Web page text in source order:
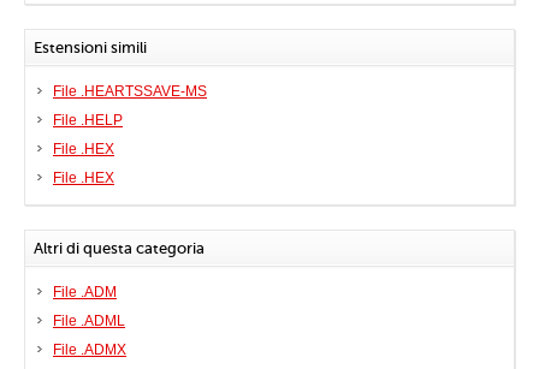
Estensioni simili
File .HEARTSSAVE-MS
File .HELP
File .HEX
File .HEX
Altri di questa categoria
File .ADM
File .ADML
File .ADMX